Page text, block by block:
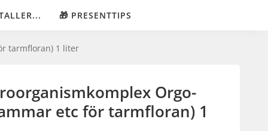
🎁 PRESENTTIPS
tarmfloran) 1 liter
Orgo-
etc för tarmfloran) 1